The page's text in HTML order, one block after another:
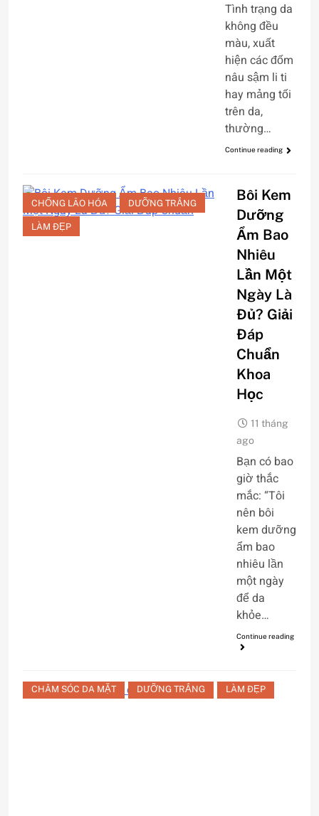
Tình trạng da
không đều
màu, xuất
hiện các đốm
nâu sậm li ti
hay mảng tối
trên da,
thường…
Continue reading
CHỐNG LÃO HÓA DƯỠNG TRẮNG
LÀM ĐẸP
Bôi Kem
Dưỡng
Ẩm Bao
Nhiêu
Lần Một
Ngày Là
Đủ? Giải
Đáp
Chuẩn
Khoa
Học
11 tháng
ago
Bạn có bao
giờ thắc
mắc: “Tôi
nên bôi
kem dưỡng
ẩm bao
nhiêu lần
một ngày
để da
khỏe…
Continue reading
CHĂM SÓC DA MẶT DƯỠNG TRẮNG LÀM ĐẸP